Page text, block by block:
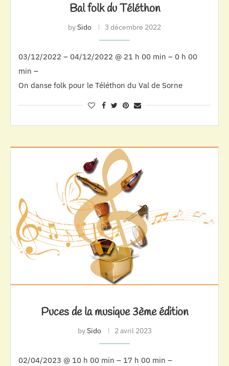
Bal folk du Téléthon
bySido 3 décembre 2022
03/12/2022 – 04/12/2022 @ 21 h 00 min – 0 h 00
min –
On danse folk pour le Téléthon du Val de Sorne
Puces de la musique 3ème édition
bySido 2 avril 2023
02/04/2023 @ 10 h 00 min – 17 h 00 min –